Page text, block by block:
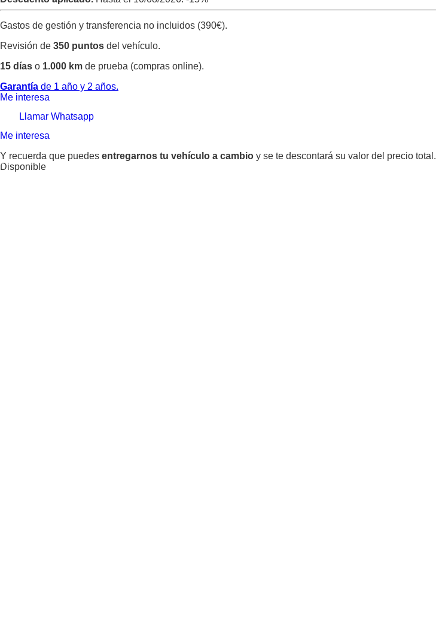
Gastos de gestión y transferencia no incluidos (390€).
Revisión de 350 puntos del vehículo.
15 días o 1.000 km de prueba (compras online).
Garantía de 1 año y 2 años.
Me interesa
Llamar Whatsapp
Me interesa
Y recuerda que puedes entregarnos tu vehículo a cambio y se te descontará su valor del precio total.
Disponible